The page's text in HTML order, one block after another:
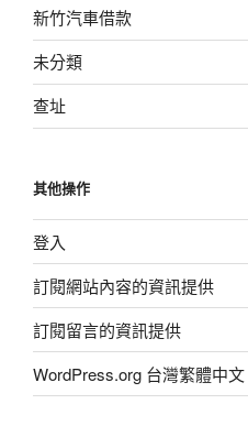
新竹汽車借款
未分類
查址
其他操作
登入
訂閱網站內容的資訊提供
訂閱留言的資訊提供
WordPress.org 台灣繁體中文